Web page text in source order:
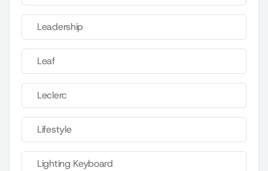
Leadership
Leaf
Leclerc
Lifestyle
Lighting Keyboard